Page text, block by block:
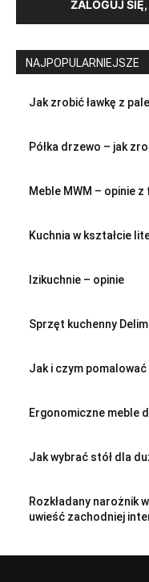
ZALOGUJ
NAJPOPULARNIEJSZE
Jak zrobić ławkę z
Półka drzewo – jak
Meble MWM – opinie
Kuchnia w kształcie
Izikuchnie – opinie
Sprzęt kuchenny
Jak i czym pomalować
Ergonomiczne meble
Jak wybrać stół dla
Rozkładany narożnik
uwieść zachodniej